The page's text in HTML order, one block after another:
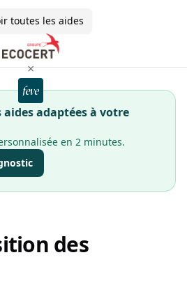
toutes les aides
×
aides adaptées à votre
en 2 minutes.
des